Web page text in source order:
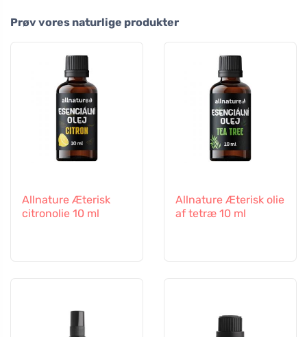
Prøv vores naturlige produkter
Allnature Æterisk
citronolie 10 ml
Allnature Æterisk olie
af tetræ 10 ml